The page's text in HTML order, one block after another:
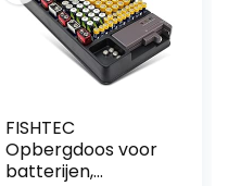
FISHTEC
Opbergdoos voor
batterijen,